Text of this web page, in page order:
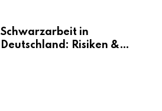
Schwarzarbeit in
Deutschland: Risiken &